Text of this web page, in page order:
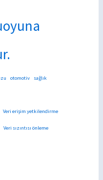
otomotiv sağlık
Veri erişim yetkilendirme
Veri sızıntısı önleme